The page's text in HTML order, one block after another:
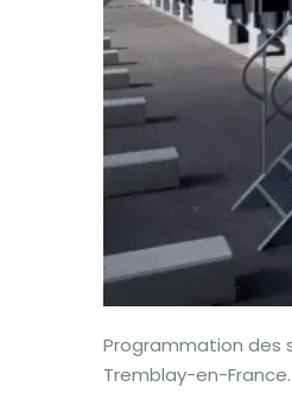
Programmation des
Tremblay-en-